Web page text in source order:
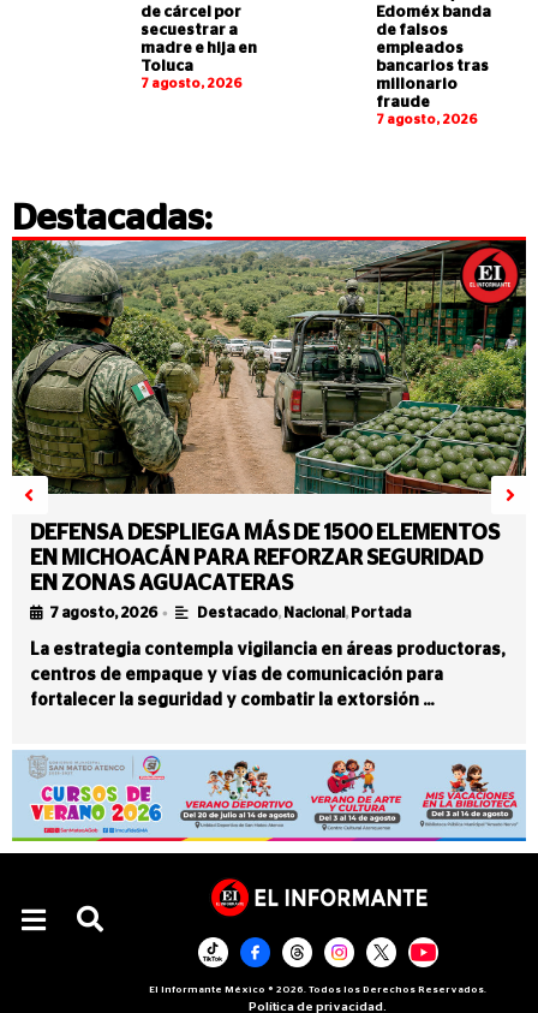
de cárcel por
secuestrar a
madre e hija en
Toluca
7 agosto, 2026
Edoméx banda
de falsos
empleados
bancarios tras
millonario
fraude
7 agosto, 2026
Destacadas:
DEFENSA DESPLIEGA MÁS DE 1500 ELEMENTOS
EN MICHOACÁN PARA REFORZAR SEGURIDAD
EN ZONAS AGUACATERAS
7 agosto, 2026 • Destacado, Nacional , Portada
La estrategia contempla vigilancia en áreas productoras,
centros de empaque y vías de comunicación para
fortalecer la seguridad y combatir la extorsión …
El Informante México ® 2026. Todos los Derechos Reservados.
Política de privacidad.